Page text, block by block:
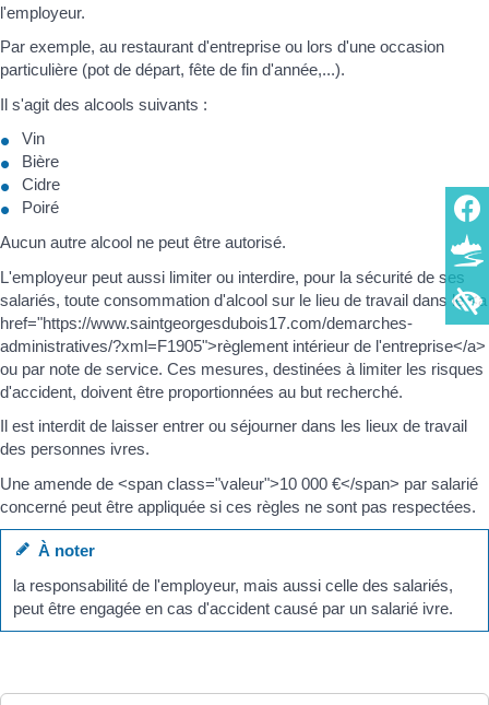
l'employeur.
Par exemple, au restaurant d'entreprise ou lors d'une occasion
particulière (pot de départ, fête de fin d'année,...).
Il s'agit des alcools suivants :
Vin
Bière
Cidre
Poiré
Aucun autre alcool ne peut être autorisé.
L'employeur peut aussi limiter ou interdire, pour la sécurité de ses
salariés, toute consommation d'alcool sur le lieu de travail dans le <a
href="https://www.saintgeorgesdubois17.com/demarches-
administratives/?xml=F1905">règlement intérieur de l'entreprise</a>
ou par note de service. Ces mesures, destinées à limiter les risques
d'accident, doivent être proportionnées au but recherché.
Il est interdit de laisser entrer ou séjourner dans les lieux de travail
des personnes ivres.
Une amende de <span class="valeur">10 000 €</span> par salarié
concerné peut être appliquée si ces règles ne sont pas respectées.
À noter
la responsabilité de l'employeur, mais aussi celle des salariés,
peut être engagée en cas d'accident causé par un salarié ivre.